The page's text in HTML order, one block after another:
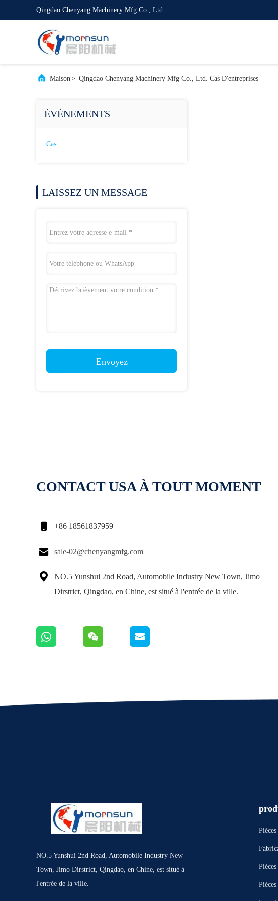
Qingdao Chenyang Machinery Mfg Co., Ltd.
Maison> Qingdao Chenyang Machinery Mfg Co., Ltd. Cas D'entreprises
ÉVÉNEMENTS
Cas
LAISSEZ UN MESSAGE
Envoyez
CONTACT USA À TOUT MOMENT
 +86 18561837959
 sale-02@chenyangmfg.com

NO.5 Yunshui 2nd Road, Automobile Industry New Town, Jimo
Dirstrict, Qingdao, en Chine, est situé à l'entrée de la ville.
NO.5 Yunshui 2nd Road, Automobile Industry New
Town, Jimo Dirstrict, Qingdao, en Chine, est situé à
l'entrée de la ville.